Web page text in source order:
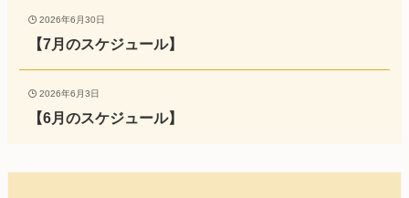
2026年6月30日
【7月のスケジュール】
2026年6月3日
【6月のスケジュール】